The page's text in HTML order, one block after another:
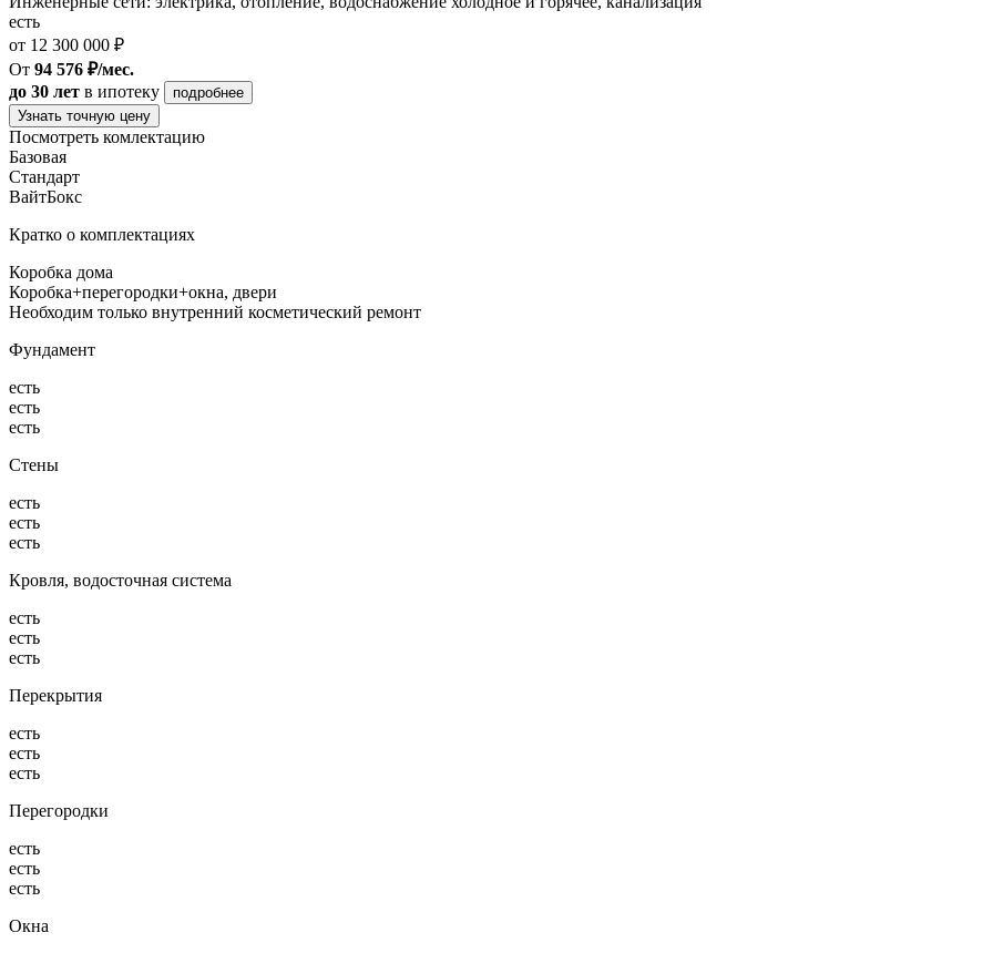
есть
от 12 300 000 ₽
От 94 576 ₽/мес.
до 30 лет в ипотеку
подробнее
Узнать точную цену
Посмотреть комлектацию
Базовая
Стандарт
ВайтБокс
Кратко о комплектациях
Коробка дома
Коробка+перегородки+окна, двери
Необходим только внутренний косметический ремонт
Фундамент
есть
есть
есть
Стены
есть
есть
есть
Кровля, водосточная система
есть
есть
есть
Перекрытия
есть
есть
есть
Перегородки
есть
есть
есть
Окна